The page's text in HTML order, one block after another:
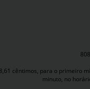
cêntimos, para o primeiro
minuto, no